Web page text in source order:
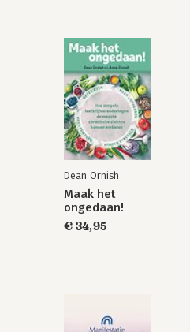
Dean Ornish
Maak het
ongedaan!
€ 34,95